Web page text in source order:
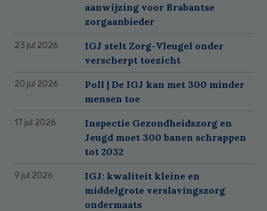
aanwijzing voor Brabantse
zorgaanbieder
23 jul 2026
IGJ stelt Zorg-Vleugel onder
verscherpt toezicht
20 jul 2026
Poll | De IGJ kan met 300 minder
mensen toe
17 jul 2026
Inspectie Gezondheidszorg en
Jeugd moet 300 banen schrappen
tot 2032
9 jul 2026
IGJ: kwaliteit kleine en
middelgrote verslavingszorg
ondermaats